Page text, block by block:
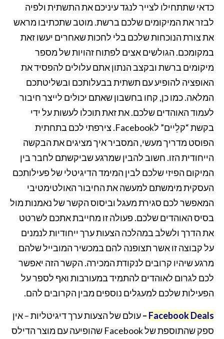
כדאי שתתחילו לצייר לנגד עיניכם את התשתית ולפיה
לבזר את המיקומים שלכם ברשת. מוטב שתכתיבו מראש
את צורת הנוכחות שלכם בלי לחכות שאחרים יעשו זאת
במקומכם. הגולשים אצים לפתוח זהויות של מספר
מיקומים ברשת ובקצב הנתון אתם עלולים להפסיד את
האופציה להופיע עם תשתית בבעלותכם ובשליטתכם
המלאה. כמו כן, קחו בחשבון שאתם יכולים לייצר חיבור
לעמוד האוהדים שלכם. את זאת תוכלו לעשות על ידי
בקשת “קלֵיים” לFacebook. צירפתי לכם בתחתית
הפוסט מדריך מעשי, המסביר איך מציגים את הבקשה
הייחודית הזו. חשוב להבין שמרגע שביקשתם לחבר בין
המיקום הפיזי שלכם לבין המימד הדיגיטלי של פעילותכם
העסקית מימשתם למעשה את החיבור האולטימטיבי
המאפשר לכם סגירת מעגל וביסוס הקשר של נאמנות מול
בסיס האוהדים שלכם. פעולה זו מחייבת אתכם לשרטט
את הדרך ולשלב במהלכה הצעות ערך ייחודיות לנמנים
על קבוצה זו אשר תצופנה להם במכשיר המובייל שלהם
מרגע שיהיו קרובים לנקודת המכירה. הקשר הזה יאפשר
לכם לגרום לאוהדים להתמיד במעורבות ואף לספר על
הפעילות שלכם למעגלים נוספים מבין הקרובים להם.
Facebook Deals
–עולם של הצעות ערך דיגיטליות – אין
ספק שהתוספת של Facebook שהופיעה עם מוצר הדילס